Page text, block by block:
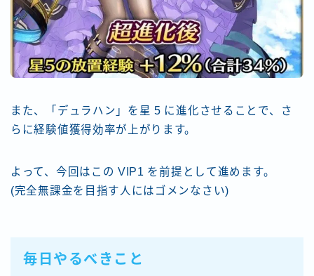
また、「デュラハン」を星 5 に進化させることで、さ
らに経験値獲得効率が上がります。
よって、今回はこの VIP1 を前提として進めます。
(完全無課金を目指す人にはゴメンなさい)
毎日やるべきこと